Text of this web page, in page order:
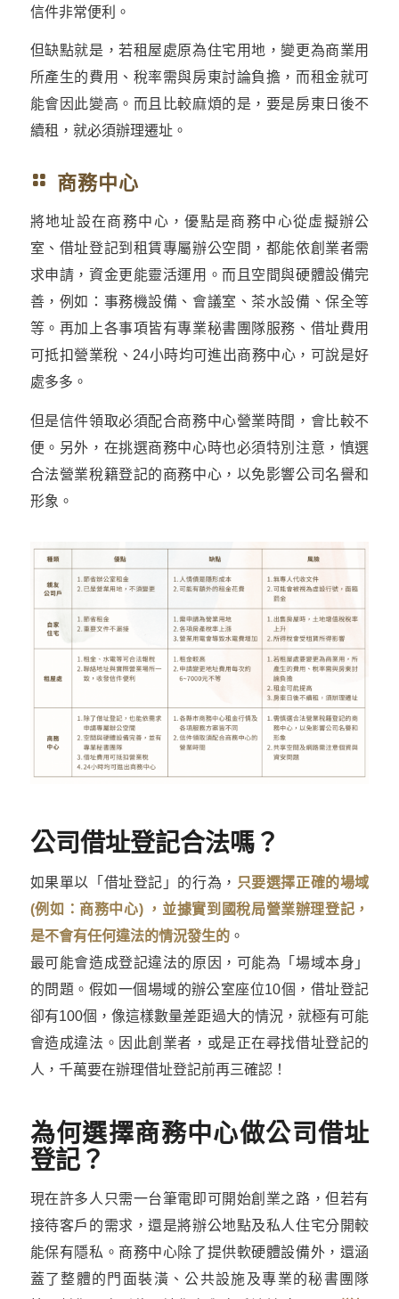
信件非常便利。
但缺點就是，若租屋處原為住宅用地，變更為商業用
所產生的費用、稅率需與房東討論負擔，而租金就可
能會因此變高。而且比較麻煩的是，要是房東日後不
續租，就必須辦理遷址。
商務中心
將地址設在商務中心，優點是商務中心從虛擬辦公
室、借址登記到租賃專屬辦公空間，都能依創業者需
求申請，資金更能靈活運用。而且空間與硬體設備完
善，例如：事務機設備、會議室、茶水設備、保全等
等。再加上各事項皆有專業秘書團隊服務、借址費用
可抵扣營業稅、24小時均可進出商務中心，可說是好
處多多。
但是信件領取必須配合商務中心營業時間，會比較不
便。另外，在挑選商務中心時也必須特別注意，慎選
合法營業稅籍登記的商務中心，以免影響公司名譽和
形象。
公司借址登記合法嗎？
如果單以「借址登記」的行為， 只要選擇正確的場域
(例如：商務中心) ，並據實到國稅局營業辦理登記，
是不會有任何違法的情況發生的。
最可能會造成登記違法的原因，可能為「場域本身」
的問題。假如一個場域的辦公室座位10個，借址登記
卻有100個，像這樣數量差距過大的情況，就極有可能
會造成違法。因此創業者，或是正在尋找借址登記的
人，千萬要在辦理借址登記前再三確認！
為何選擇商務中心做公司借址
登記？
現在許多人只需一台筆電即可開始創業之路，但若有
接待客戶的需求，還是將辦公地點及私人住宅分開較
能保有隱私。商務中心除了提供軟硬體設備外，還涵
蓋了整體的門面裝潢、公共設施及專業的秘書團隊